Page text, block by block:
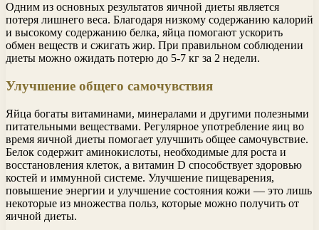
Одним из основных результатов яичной диеты является
потеря лишнего веса. Благодаря низкому содержанию калорий
и высокому содержанию белка, яйца помогают ускорить
обмен веществ и сжигать жир. При правильном соблюдении
диеты можно ожидать потерю до 5-7 кг за 2 недели.
Улучшение общего самочувствия
Яйца богаты витаминами, минералами и другими полезными
питательными веществами. Регулярное употребление яиц во
время яичной диеты помогает улучшить общее самочувствие.
Белок содержит аминокислоты, необходимые для роста и
восстановления клеток, а витамин D способствует здоровью
костей и иммунной системе. Улучшение пищеварения,
повышение энергии и улучшение состояния кожи — это лишь
некоторые из множества польз, которые можно получить от
яичной диеты.